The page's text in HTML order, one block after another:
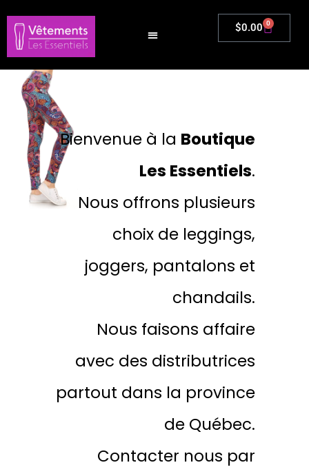
contenu
$0.00 0
Panier
Bienvenue à la Boutique
Les Essentiels.
Nous offrons plusieurs
choix de leggings,
joggers, pantalons et
chandails.
Nous faisons affaire
avec des distributrices
partout dans la province
de Québec.
Contacter nous par